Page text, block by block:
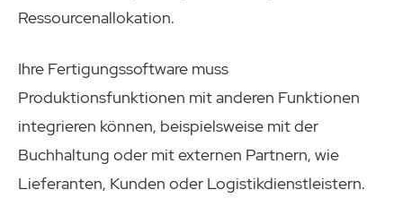
Ressourcenallokation.
Ihre Fertigungssoftware muss
Produktionsfunktionen mit anderen Funktionen
integrieren können, beispielsweise mit der
Buchhaltung oder mit externen Partnern, wie
Lieferanten, Kunden oder Logistikdienstleistern.